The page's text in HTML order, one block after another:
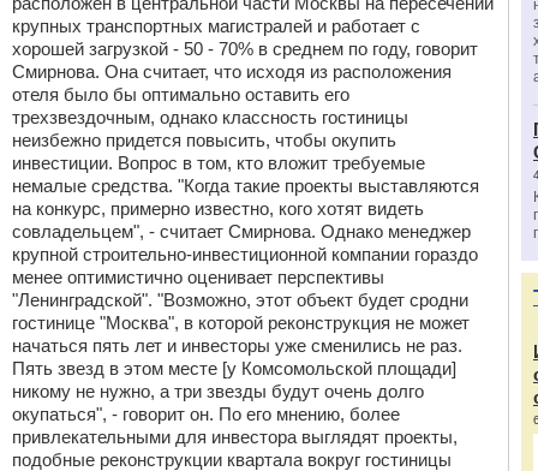
крупных транспортных магистралей и работает с
хорошей загрузкой - 50 - 70% в среднем по году, говорит
Смирнова. Она считает, что исходя из расположения
отеля было бы оптимально оставить его
трехзвездочным, однако классность гостиницы
неизбежно придется повысить, чтобы окупить
инвестиции. Вопрос в том, кто вложит требуемые
немалые средства. "Когда такие проекты выставляются
на конкурс, примерно известно, кого хотят видеть
совладельцем", - считает Смирнова. Однако менеджер
крупной строительно-инвестиционной компании гораздо
менее оптимистично оценивает перспективы
"Ленинградской". "Возможно, этот объект будет сродни
гостинице "Москва", в которой реконструкция не может
начаться пять лет и инвесторы уже сменились не раз.
Пять звезд в этом месте [у Комсомольской площади]
никому не нужно, а три звезды будут очень долго
окупаться", - говорит он. По его мнению, более
привлекательными для инвестора выглядят проекты,
подобные реконструкции квартала вокруг гостиницы